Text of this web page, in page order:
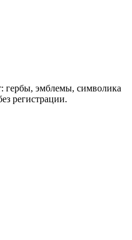
гербы, эмблемы, символика
регистрации.